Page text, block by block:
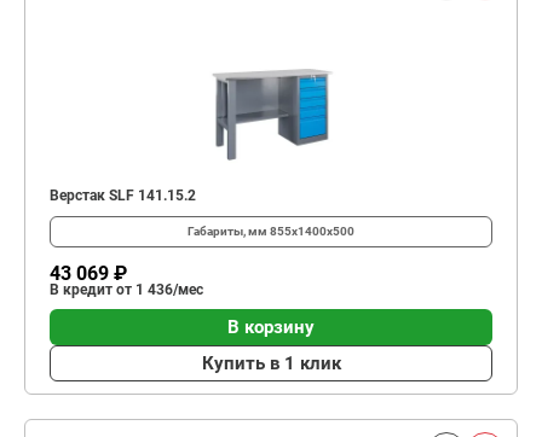
Верстак SLF 141.15.2
Габариты, мм 855x1400x500
43 069 ₽
В кредит от 1 436/мес
В корзину
Купить в 1 клик